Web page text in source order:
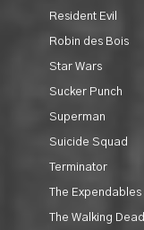
Resident Evil
Robin des Bois
Star Wars
Sucker Punch
Superman
Suicide Squad
Terminator
The Expendables
The Walking Dead